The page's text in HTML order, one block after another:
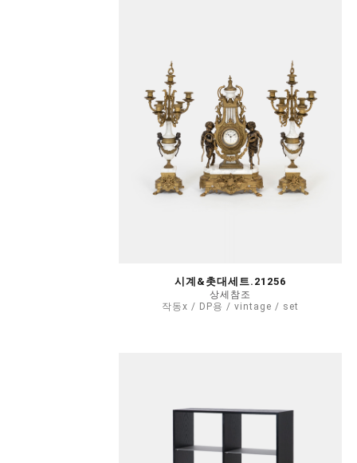
시계&촛대세트.21256
상세참조
작동x / DP용 / vintage / set